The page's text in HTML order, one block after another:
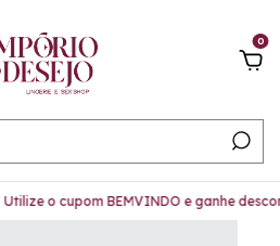
0
Utilize o cupom BEMVINDO e ganhe